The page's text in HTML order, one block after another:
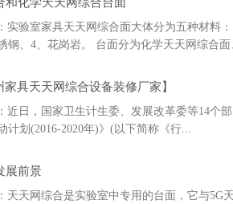
和化学天天网综合台面
实验室家具天天网综合面大体分为五种材料：
不锈钢、4、花岗岩。 台面分为化学天天网综合
具天天网综合设备装修厂家】
近日，国家卫生计生委、发展改革委等14个
计划(2016-2020年)》(以下简称《行...
展前景
：天天网综合是实验室中专用的台面，它与5G